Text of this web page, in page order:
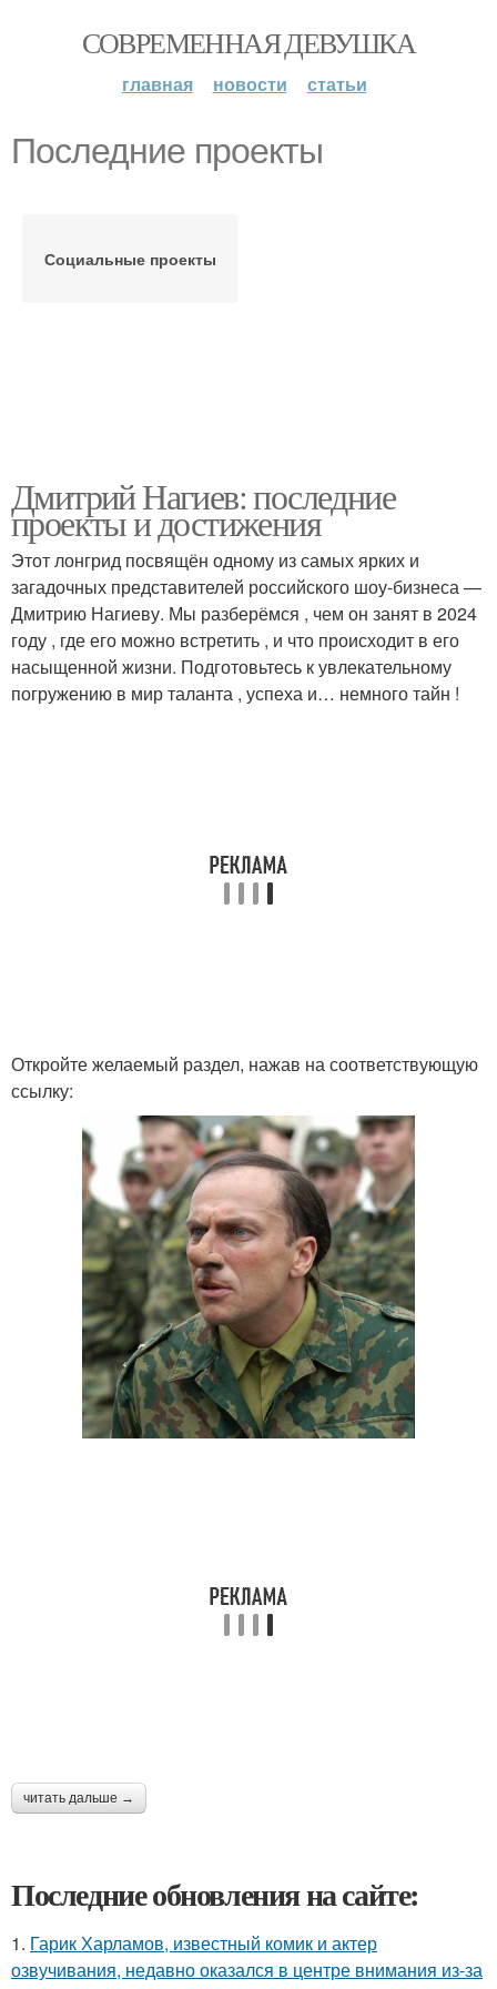
СОВРЕМЕННАЯ ДЕВУШКА
главная новости статьи
Последние проекты
Социальные проекты
Дмитрий Нагиев: последние
проекты и достижения
Этот лонгрид посвящён одному из самых ярких и
загадочных представителей российского шоу-бизнеса —
Дмитрию Нагиеву. Мы разберёмся , чем он занят в 2024
году , где его можно встретить , и что происходит в его
насыщенной жизни. Подготовьтесь к увлекательному
погружению в мир таланта , успеха и… немного тайн !
Откройте желаемый раздел, нажав на соответствующую
ссылку:
читать дальше →
Последние обновления на сайте:
1. Гарик Харламов, известный комик и актер
озвучивания, недавно оказался в центре внимания из-за